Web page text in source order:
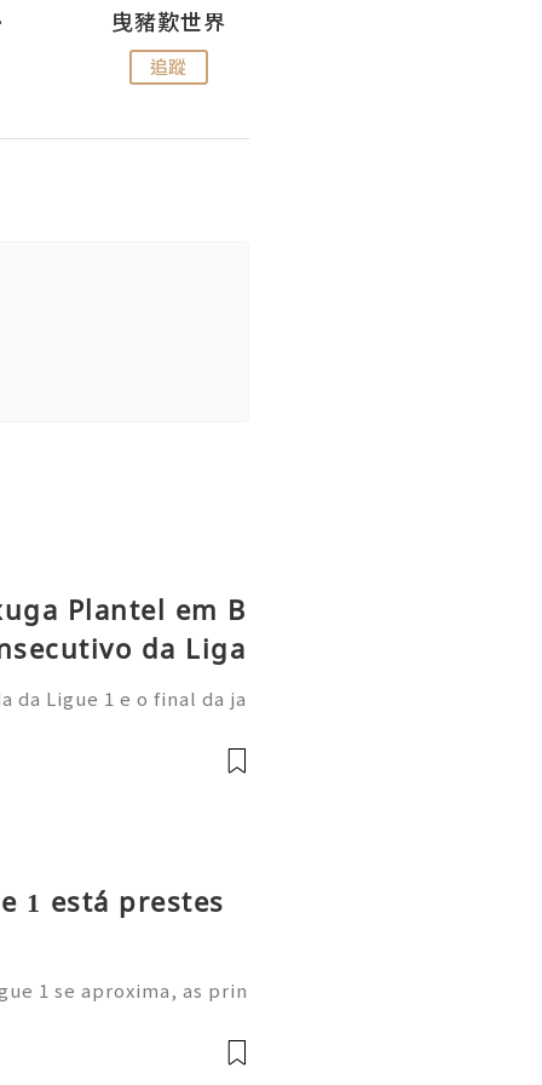
曳豬歎世界
追蹤
Plantel em B
da Liga
da Ligue 1 e o final da ja
afastou-se do anter
1 está prestes
1 se aproxima, as prin
a comprar os novos C